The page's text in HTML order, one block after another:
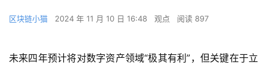
区块链小猫 2024 年 11 月 10 日 16:48 观点 阅读 897
未来四年预计将对数字资产领域“极其有利”，但关键在于立